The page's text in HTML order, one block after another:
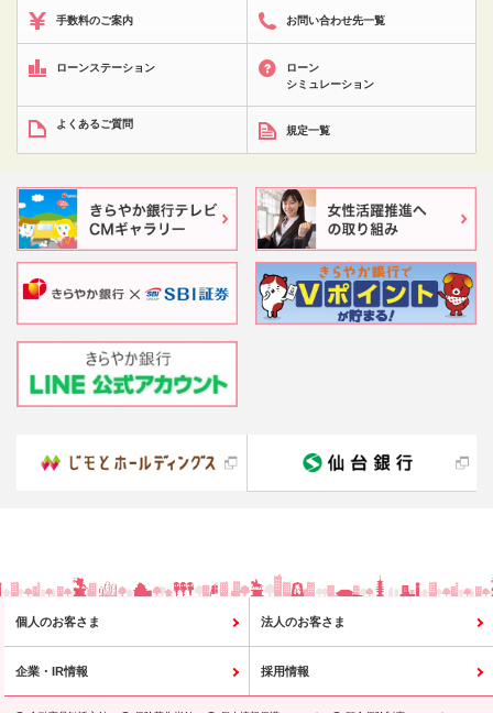
手数料のご案内 お問い合わせ先一覧
ローンステーション
ローン
シミュレーション
よくあるご質問
規定一覧
個人のお客さま 法人のお客さま
企業・IR情報 採用情報